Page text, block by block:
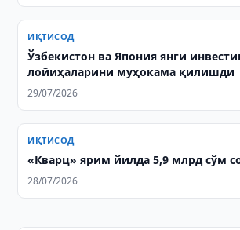
ИҚТИСОД
Ўзбекистон ва Япония янги
лойиҳаларини муҳокама қилишди
29/07/2026
ИҚТИСОД
«Кварц» ярим йилда 5,9 млрд сўм
28/07/2026